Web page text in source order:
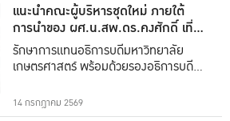
แนะนำคณะผู้บริหารชุดใหม่ ภายใต้
การนำของ ผศ.น.สพ.ดร.คงศักดิ์ เที่ยง
ธรรม
รักษาการแทนอธิการบดีมหาวิทยาลัย
เกษตรศาสตร์ พร้อมด้วยรองอธิการบดีทั้ง
14 กรกฎาคม 2569